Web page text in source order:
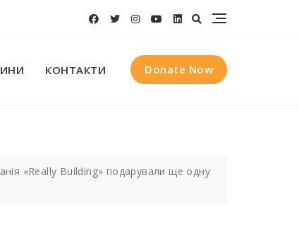
КОНТАКТИ Donate Now
«Really Building» подарували ще одну